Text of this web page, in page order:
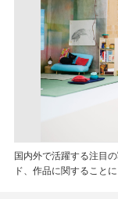
国内外で活躍する注目
ド、作品に関すること